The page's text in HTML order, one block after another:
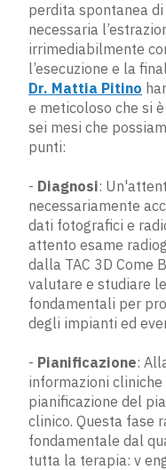
perdita spontanea
necessaria
irrimediabilmente
l’esecuzione e la
Dr. Mattia Pitino
e meticoloso che si
sei mesi che
punti:
- ​ Diagnosi​:
necessariamente
dati fotografici e
attento esame
dalla TAC 3D Come
valutare e studiare
fondamentali per
degli impianti ed
- ​ Pianificazione​:
informazioni
pianificazione del
clinico. Questa fase
fondamentale dal
tutta la terapia:​ v​